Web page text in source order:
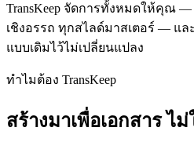
TransKeep จัดการทั้งหมดให้คุณ
เชิงอรรถ ทุกสไลด์มาสเตอร์ — แล
แบบเดิมไว้ไม่เปลี่ยนแปลง
ทำไมต้อง TransKeep
สร้างมาเพื่อเอกสาร ไ